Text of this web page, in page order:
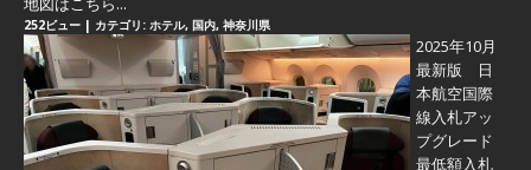
252ビュー | カテゴリ: ホテル, 国内, 神奈川県
2025年10月
最新版 日
本航空国際
線入札アッ
プグレード
最低額入札